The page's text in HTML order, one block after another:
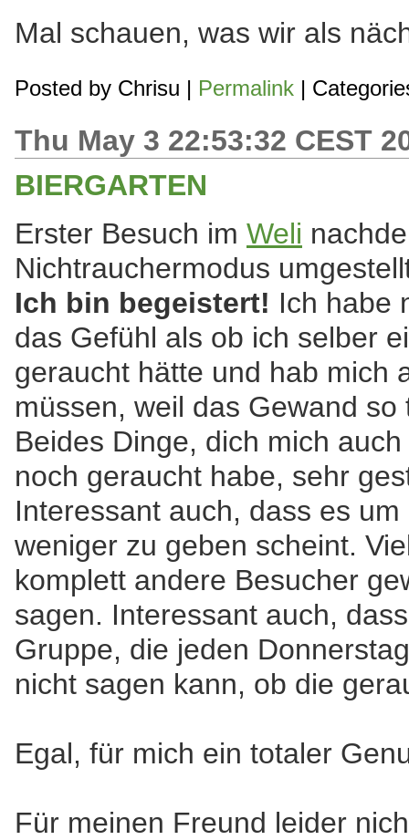
Mal schauen, was wir als
Posted by Chrisu | Permalink |
Thu May 3 22:53:32 CEST
BIERGARTEN
Erster Besuch im Weli
Nichtrauchermodus
Ich bin begeistert! Ich habe
das Gefühl als ob ich selber
geraucht hätte und hab mich
müssen, weil das Gewand
Beides Dinge, dich mich
noch geraucht habe, sehr
Interessant auch, dass es
weniger zu geben scheint.
komplett andere Besucher
sagen. Interessant auch,
Gruppe, die jeden
nicht sagen kann, ob die
Egal, für mich ein totaler
Für meinen Freund leider